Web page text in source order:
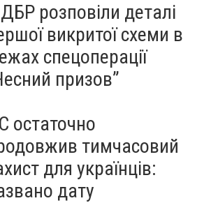
розповіли деталі
викритої схеми в
спецоперації
призов”
остаточно
тимчасовий
для українців:
дату